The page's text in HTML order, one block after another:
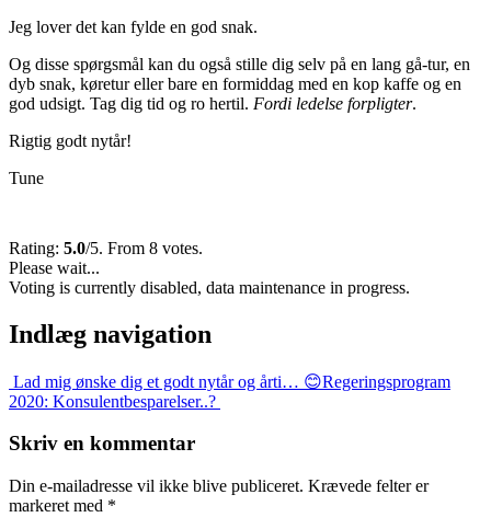
Jeg lover det kan fylde en god snak.
Og disse spørgsmål kan du også stille dig selv på en lang gå-tur, en
dyb snak, køretur eller bare en formiddag med en kop kaffe og en
god udsigt. Tag dig tid og ro hertil. Fordi ledelse forpligter.
Rigtig godt nytår!
Tune
Rating: 5.0/5. From 8 votes.
Please wait...
Voting is currently disabled, data maintenance in progress.
Indlæg navigation
Lad mig ønske dig et godt nytår og årti… 😊Regeringsprogram
2020: Konsulentbesparelser..?
Skriv en kommentar
Din e-mailadresse vil ikke blive publiceret. Krævede felter er
markeret med *